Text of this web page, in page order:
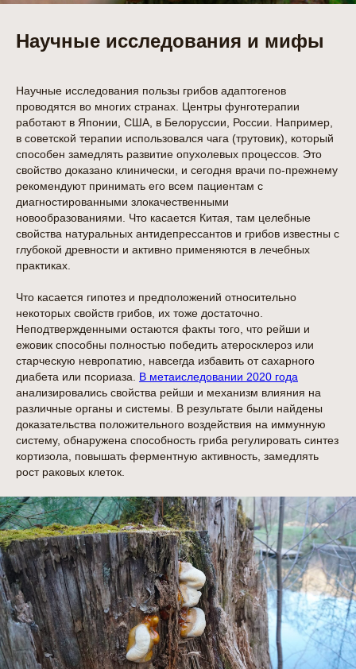
Научные исследования и мифы
Научные исследования пользы грибов адаптогенов
проводятся во многих странах. Центры фунготерапии
работают в Японии, США, в Белоруссии, России. Например,
в советской терапии использовался чага (трутовик), который
способен замедлять развитие опухолевых процессов. Это
свойство доказано клинически, и сегодня врачи по-прежнему
рекомендуют принимать его всем пациентам с
диагностированными злокачественными
новообразованиями. Что касается Китая, там целебные
свойства натуральных антидепрессантов и грибов известны с
глубокой древности и активно применяются в лечебных
практиках.
Что касается гипотез и предположений относительно
некоторых свойств грибов, их тоже достаточно.
Неподтвержденными остаются факты того, что рейши и
ежовик способны полностью победить атеросклероз или
старческую невропатию, навсегда избавить от сахарного
диабета или псориаза. В метаиследовании 2020 года
анализировались свойства рейши и механизм влияния на
различные органы и системы. В результате были найдены
доказательства положительного воздействия на иммунную
систему, обнаружена способность гриба регулировать синтез
кортизола, повышать ферментную активность, замедлять
рост раковых клеток.